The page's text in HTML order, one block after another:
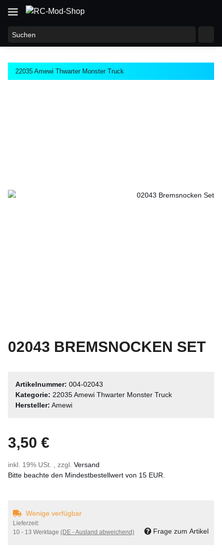
22035 Amewi Thwarter Monster Truck
02043 BREMSNOCKEN SET
Artikelnummer: 004-02043
Kategorie: 22035 Amewi Thwarter Monster Truck
Hersteller: Amewi
3,50 €
inkl. 19% USt. , zzgl. Versand
Bitte beachte den Mindestbestellwert von 15 EUR.
Wenige verfügbar
Lieferzeit:
10 - 13 Werktage (DE - Ausland abweichend) Frage zum Artikel